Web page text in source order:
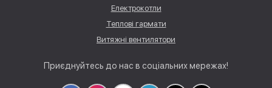
Електрокотли
Теплові гармати
Витяжні вентилятори
Приєднуйтесь до нас в соціальних мережах!